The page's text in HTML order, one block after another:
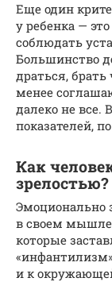
Еще один
у ребенка —
соблюдать
Большинство
драться,
менее
далеко не все.
показателей,
Как
зрелостью?
Эмоционально
в своем
которые
и к